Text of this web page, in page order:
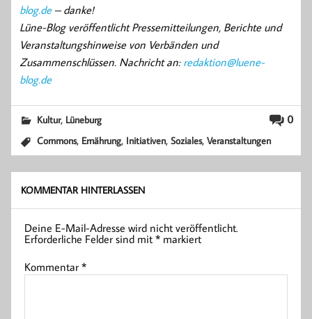
blog.de– danke!
Lüne-Blog veröffentlicht Pressemitteilungen, Berichte und
Veranstaltungshinweise von Verbänden und
Zusammenschlüssen. Nachricht an: redaktion@luene-
blog.de
0
Kultur, Lüneburg
Commons, Ernährung, Initiativen,Soziales,Veranstaltungen
KOMMENTAR HINTERLASSEN
Deine E-Mail-Adresse wird nicht veröffentlicht.
Erforderliche Felder sind mit* markiert
Kommentar*